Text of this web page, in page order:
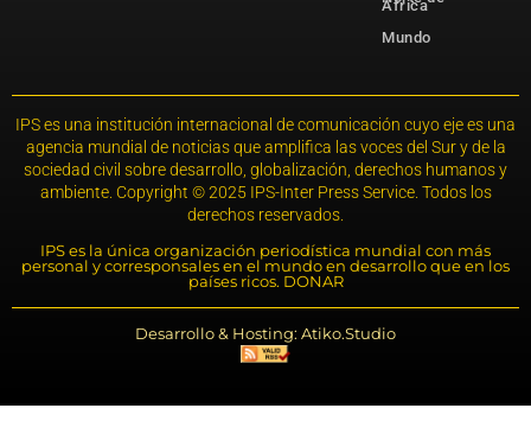
África
Mundo
IPS es una institución internacional de comunicación cuyo eje es una
agencia mundial de noticias que amplifica las voces del Sur y de la
sociedad civil sobre desarrollo, globalización, derechos humanos y
ambiente. Copyright © 2025 IPS-Inter Press Service. Todos los
derechos reservados.
IPS es la única organización periodística mundial con más
personal y corresponsales en el mundo en desarrollo que en los
países ricos. DONAR
Desarrollo & Hosting: Atiko.Studio